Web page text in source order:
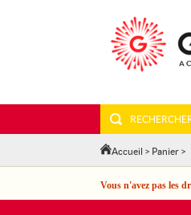
Accueil > Panier >
Vous n'avez pas les